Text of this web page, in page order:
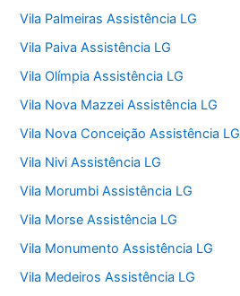
Vila Palmeiras Assistência LG
Vila Paiva Assistência LG
Vila Olímpia Assistência LG
Vila Nova Mazzei Assistência LG
Vila Nova Conceição Assistência LG
Vila Nivi Assistência LG
Vila Morumbi Assistência LG
Vila Morse Assistência LG
Vila Monumento Assistência LG
Vila Medeiros Assistência LG